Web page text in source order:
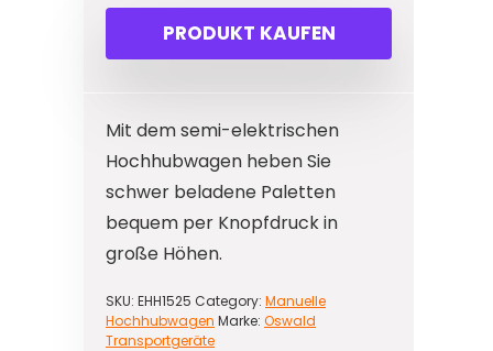
PRODUKT KAUFEN
Mit dem semi-elektrischen
Hochhubwagen heben Sie
schwer beladene Paletten
bequem per Knopfdruck in
große Höhen.
SKU: EHH1525 Category: Manuelle
Hochhubwagen Marke: Oswald
Transportgeräte